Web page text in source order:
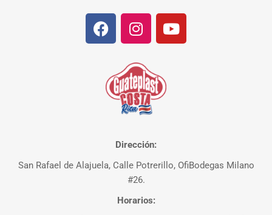
Dirección:
San Rafael de Alajuela, Calle Potrerillo, OfiBodegas Milano
#26.
Horarios: